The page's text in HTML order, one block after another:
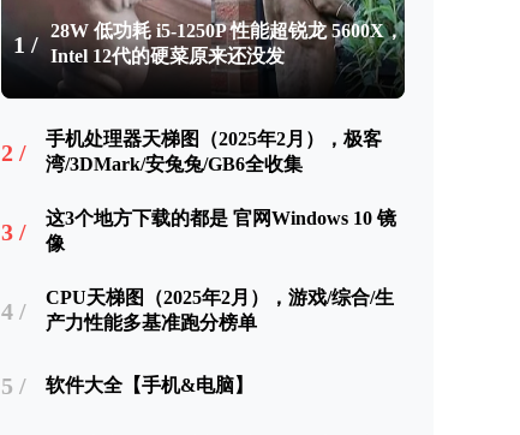
1 /
28W 低功耗 i5-1250P 性能超锐龙 5600X，
Intel 12代的硬菜原来还没发
2 /
手机处理器天梯图（2025年2月），极客
湾/3DMark/安兔兔/GB6全收集
3 /
这3个地方下载的都是 官网Windows 10 镜
像
4 /
CPU天梯图（2025年2月），游戏/综合/生
产力性能多基准跑分榜单
5 / 软件大全【手机&电脑】